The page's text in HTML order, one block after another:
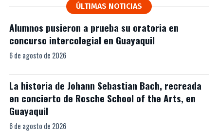
ÚLTIMAS NOTICIAS
Alumnos pusieron a prueba su oratoria en
concurso intercolegial en Guayaquil
6 de agosto de 2026
La historia de Johann Sebastian Bach, recreada
en concierto de Rosche School of the Arts, en
Guayaquil
6 de agosto de 2026